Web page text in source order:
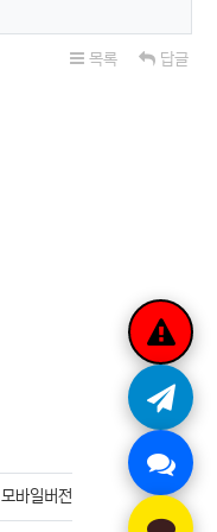
목록 답글
모바일버전